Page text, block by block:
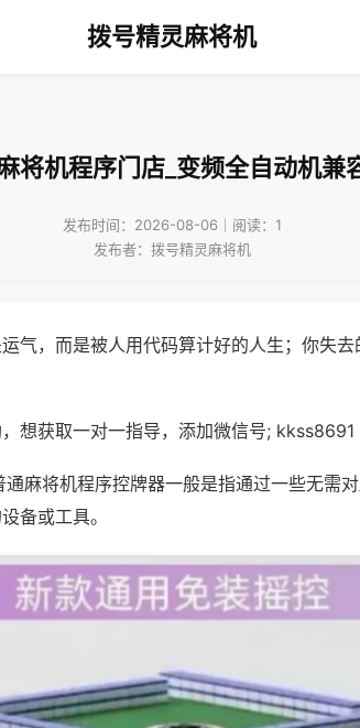
拨号精灵麻将机
将机程序门店_变频全自动机兼
发布时间：2026-08-06｜阅读：1
发布者：拨号精灵麻将机
气，而是被人用代码算计好的人生；你失
想获取一对一指导，添加微信号; kkss8691
麻将机程序控牌器一般是指通过一些无需
备或工具。